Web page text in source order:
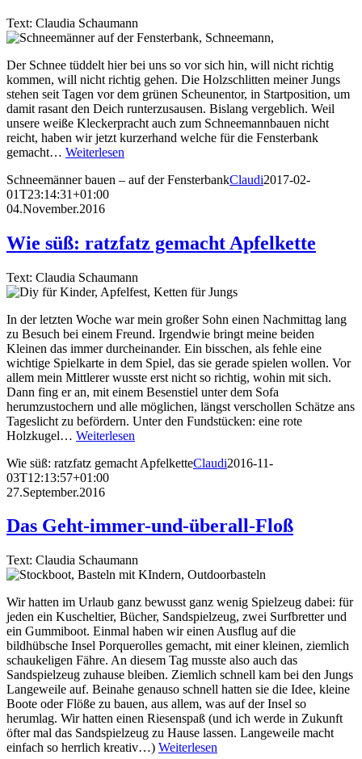
Text: Claudia Schaumann
Der Schnee tüddelt hier bei uns so vor sich hin, will nicht richtig
kommen, will nicht richtig gehen. Die Holzschlitten meiner Jungs
stehen seit Tagen vor dem grünen Scheunentor, in Startposition, um
damit rasant den Deich runterzusausen. Bislang vergeblich. Weil
unsere weiße Kleckerpracht auch zum Schneemannbauen nicht
reicht, haben wir jetzt kurzerhand welche für die Fensterbank
gemacht… Weiterlesen
Schneemänner bauen – auf der FensterbankClaudi2017-02-
01T23:14:31+01:00
04.November.2016
Wie süß: ratzfatz gemacht Apfelkette
Text: Claudia Schaumann
In der letzten Woche war mein großer Sohn einen Nachmittag lang
zu Besuch bei einem Freund. Irgendwie bringt meine beiden
Kleinen das immer durcheinander. Ein bisschen, als fehle eine
wichtige Spielkarte in dem Spiel, das sie gerade spielen wollen. Vor
allem mein Mittlerer wusste erst nicht so richtig, wohin mit sich.
Dann fing er an, mit einem Besenstiel unter dem Sofa
herumzustochern und alle möglichen, längst verschollen Schätze ans
Tageslicht zu befördern. Unter den Fundstücken: eine rote
Holzkugel… Weiterlesen
Wie süß: ratzfatz gemacht ApfelketteClaudi2016-11-
03T12:13:57+01:00
27.September.2016
Das Geht-immer-und-überall-Floß
Text: Claudia Schaumann
Wir hatten im Urlaub ganz bewusst ganz wenig Spielzeug dabei: für
jeden ein Kuscheltier, Bücher, Sandspielzeug, zwei Surfbretter und
ein Gummiboot. Einmal haben wir einen Ausflug auf die
bildhübsche Insel Porquerolles gemacht, mit einer kleinen, ziemlich
schaukeligen Fähre. An diesem Tag musste also auch das
Sandspielzeug zuhause bleiben. Ziemlich schnell kam bei den Jungs
Langeweile auf. Beinahe genauso schnell hatten sie die Idee, kleine
Boote oder Flöße zu bauen, aus allem, was auf der Insel so
herumlag. Wir hatten einen Riesenspaß (und ich werde in Zukunft
öfter mal das Sandspielzeug zu Hause lassen. Langeweile macht
einfach so herrlich kreativ…) Weiterlesen